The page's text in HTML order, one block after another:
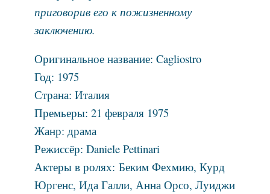
приговорив его к пожизненному
заключению.
Оригинальное название: Cagliostro
Год: 1975
Страна: Италия
Премьеры: 21 февраля 1975
Жанр: драма
Режиссёр: Daniele Pettinari
Актеры в ролях: Беким Фехмию, Курд
Юргенс, Ида Галли, Анна Орсо, Луиджи